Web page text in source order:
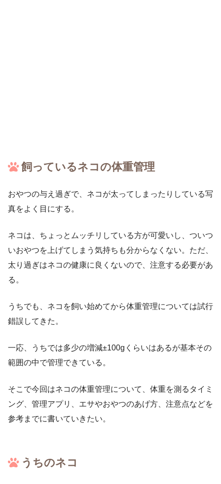
飼っているネコの体重管理
おやつの与え過ぎで、ネコが太ってしまったりしている写
真をよく目にする。
ネコは、ちょっとムッチリしている方が可愛いし、ついつ
いおやつを上げてしまう気持ちも分からなくない。ただ、
太り過ぎはネコの健康に良くないので、注意する必要があ
る。
うちでも、ネコを飼い始めてから体重管理については試行
錯誤してきた。
一応、うちでは多少の増減±100gくらいはあるが基本その
範囲の中で管理できている。
そこで今回はネコの体重管理について、体重を測るタイミ
ング、管理アプリ、エサやおやつのあげ方、注意点などを
参考までに書いていきたい。
うちのネコ